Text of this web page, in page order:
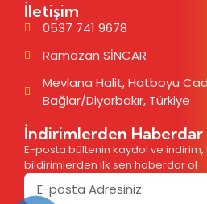
İletişim
0537 741 9678
Ramazan SİNCAR
Mevlana Halit, Hatboyu Cad
Bağlar/Diyarbakır, Türkiye
İndirimlerden Haberdar
E-posta bültenin kaydol ve
bildirimlerden ilk sen haberdar ol